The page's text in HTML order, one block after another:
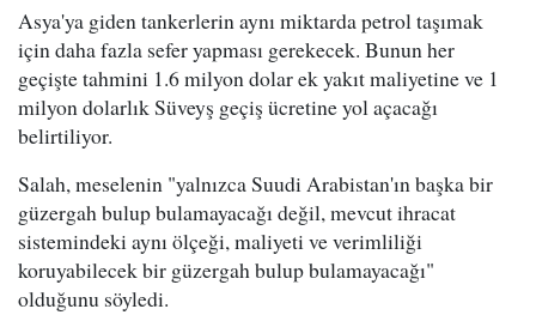
Asya'ya giden tankerlerin aynı miktarda petrol taşımak
için daha fazla sefer yapması gerekecek. Bunun her
geçişte tahmini 1.6 milyon dolar ek yakıt maliyetine ve 1
milyon dolarlık Süveyş geçiş ücretine yol açacağı
belirtiliyor.
Salah, meselenin "yalnızca Suudi Arabistan'ın başka bir
güzergah bulup bulamayacağı değil, mevcut ihracat
sistemindeki aynı ölçeği, maliyeti ve verimliliği
koruyabilecek bir güzergah bulup bulamayacağı"
olduğunu söyledi.